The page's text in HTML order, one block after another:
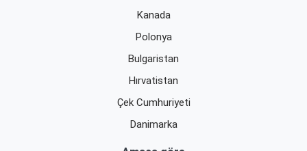
Kanada
Polonya
Bulgaristan
Hırvatistan
Çek Cumhuriyeti
Danimarka